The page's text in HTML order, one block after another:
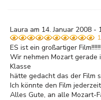
Laura am 14. Januar 2008 -
ES ist ein großartiger
Wir nehmen Mozart gerade
Klasse
hätte gedacht das der Film
Ich könnte den Film
Alles Gute, an alle Mozart-